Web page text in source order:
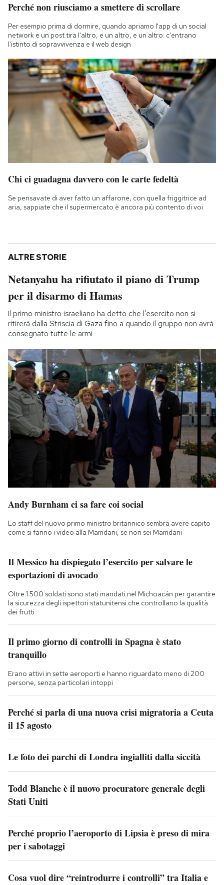
Perché non riusciamo a smettere di scrollare
Per esempio prima di dormire, quando apriamo l'app di un social
network e un post tira l'altro, e un altro, e un altro: c'entrano
l'istinto di sopravvivenza e il web design
Chi ci guadagna davvero con le carte fedeltà
Se pensavate di aver fatto un affarone, con quella friggitrice ad
aria, sappiate che il supermercato è ancora più contento di voi
ALTRE STORIE
Netanyahu ha rifiutato il piano di Trump
per il disarmo di Hamas
Il primo ministro israeliano ha detto che l'esercito non si
ritirerà dalla Striscia di Gaza fino a quando il gruppo non avrà
consegnato tutte le armi
Andy Burnham ci sa fare coi social
Lo staff del nuovo primo ministro britannico sembra avere capito
come si fanno i video alla Mamdani, se non sei Mamdani
Il Messico ha dispiegato l’esercito per salvare le
esportazioni di avocado
Oltre 1.500 soldati sono stati mandati nel Michoacán per garantire
la sicurezza degli ispettori statunitensi che controllano la qualità
dei frutti
Il primo giorno di controlli in Spagna è stato
tranquillo
Erano attivi in sette aeroporti e hanno riguardato meno di 200
persone, senza particolari intoppi
Perché si parla di una nuova crisi migratoria a Ceuta
il 15 agosto
Le foto dei parchi di Londra ingialliti dalla siccità
Todd Blanche è il nuovo procuratore generale degli
Stati Uniti
Perché proprio l’aeroporto di Lipsia è preso di mira
per i sabotaggi
Cosa vuol dire “reintrodurre i controlli” tra Italia e